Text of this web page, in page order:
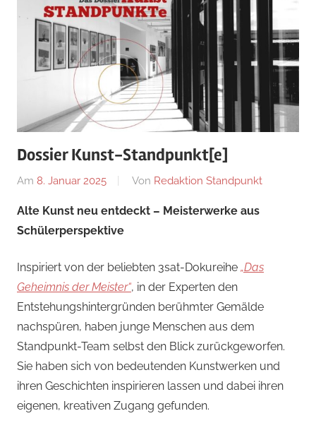
Dossier Kunst-Standpunkt[e]
Am 8. Januar 2025 Von Redaktion Standpunkt
Alte Kunst neu entdeckt – Meisterwerke aus
Schülerperspektive
Inspiriert von der beliebten 3sat-Dokureihe „Das
Geheimnis der Meister“, in der Experten den
Entstehungshintergründen berühmter Gemälde
nachspüren, haben junge Menschen aus dem
Standpunkt-Team selbst den Blick zurückgeworfen.
Sie haben sich von bedeutenden Kunstwerken und
ihren Geschichten inspirieren lassen und dabei ihren
eigenen, kreativen Zugang gefunden.